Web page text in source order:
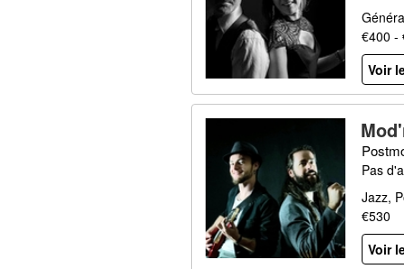
€400 -
Voir
Pas
Jazz,
€530
Voir